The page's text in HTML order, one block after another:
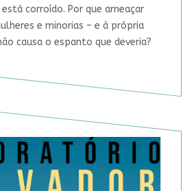
corroído. Por que ameaçar
e minorias – e à própria
causa o espanto que deveria?